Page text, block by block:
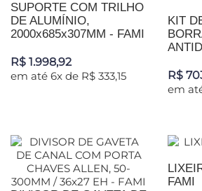
SUPORTE COM TRILHO
DE ALUMÍNIO,
2000x685x307MM - FAMI
R$ 1.998,92
em até 6x de R$ 333,15
KIT
R$
em
FAMI